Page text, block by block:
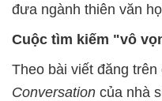
đưa ngành thiên văn
Cuộc tìm kiếm "vô
Theo bài viết đăng trên
Conversation của nhà